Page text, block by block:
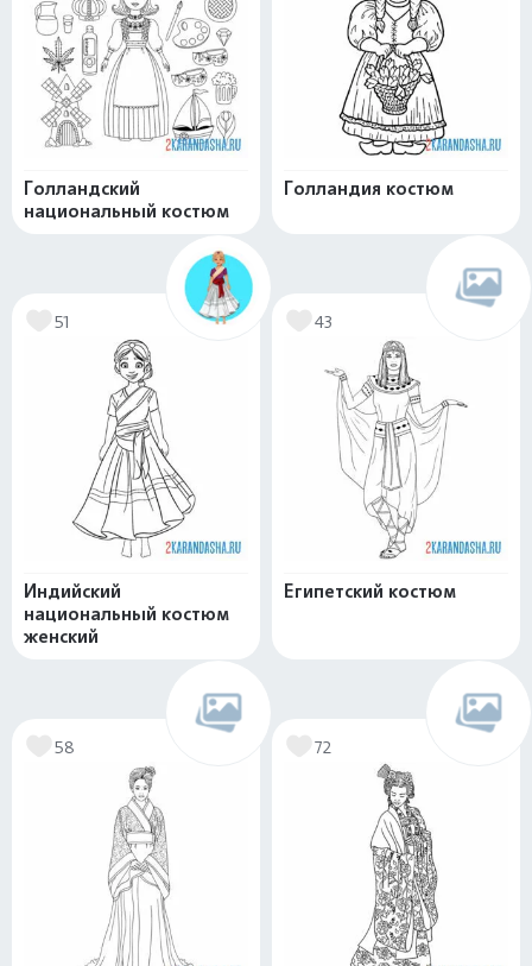
Голландский
национальный костюм
Голландия костюм
51
Индийский
национальный костюм
женский
43
Египетский костюм
58 72